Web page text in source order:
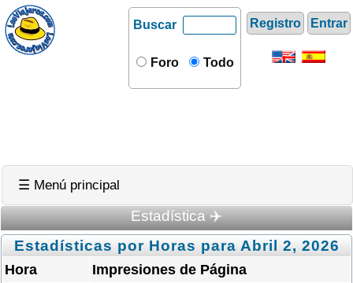
Registro Entrar
Buscar
Foro Todo
☰ Menú principal
Estadística ✈️
Estadísticas por Horas para Abril 2, 2026
Hora
Impresiones de Página